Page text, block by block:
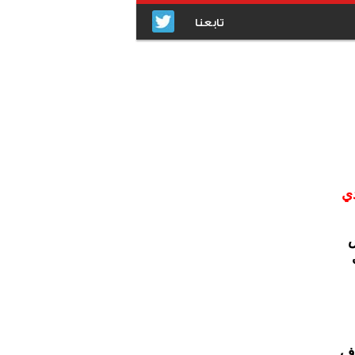
تابعنا